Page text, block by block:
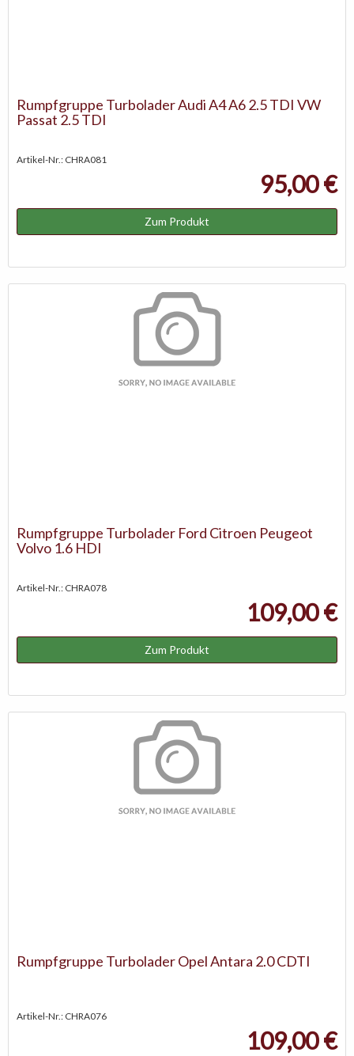
Rumpfgruppe Turbolader Audi A4 A6 2.5 TDI VW
Passat 2.5 TDI
Artikel-Nr.: CHRA081
95,00 €
Zum Produkt
Rumpfgruppe Turbolader Ford Citroen Peugeot
Volvo 1.6 HDI
Artikel-Nr.: CHRA078
109,00 €
Zum Produkt
Rumpfgruppe Turbolader Opel Antara 2.0 CDTI
Artikel-Nr.: CHRA076
109,00 €